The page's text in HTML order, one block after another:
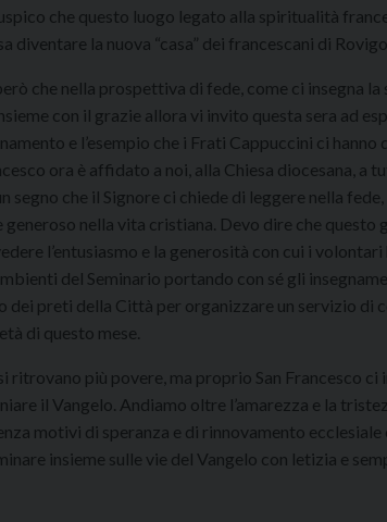
che questo luogo legato alla spiritualità
diventare la nuova “casa” dei francescani di Rovigo.
che nella prospettiva di fede, come ci insegna
con il grazie allora vi invito questa sera ad
e l’esempio che i Frati Cappuccini ci hanno
ora è affidato a noi, alla Chiesa diocesana, a
segno che il Signore ci chiede di leggere nella
nella vita cristiana. Devo dire che questo
l’entusiasmo e la generosità con cui i volontari
del Seminario portando con sé gli
dei preti della Città per organizzare un servizio di
di questo mese.
più povere, ma proprio San Francesco ci
il Vangelo. Andiamo oltre l’amarezza e la
motivi di speranza e di rinnovamento ecclesiale
insieme sulle vie del Vangelo con letizia e